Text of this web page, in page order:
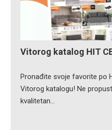
Vitorog katalog HIT
Pronađite svoje favorite po
Vitorog katalogu! Ne
kvalitetan…